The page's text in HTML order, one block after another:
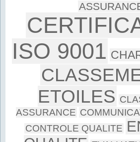
ISO 9001
ETOILES
ASSURANCE
CONTROLE QUALITE